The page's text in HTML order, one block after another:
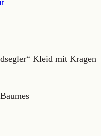
Kleid mit Kragen